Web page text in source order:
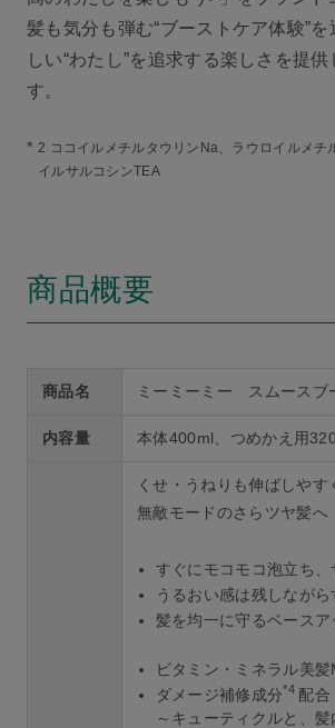
髪も気分も弾む“ブーストケア体験”
しい“わたし”を追求する楽しさを提供
す。
* 2 ココイルメチルタウリンNa、ラウロイルメチ
イルサルコシンTEA
商品概要
商品名 ミーミーミー スムースブ
内容量 本体400ml、つめかえ用
くせ・うねりも伸ばしや
無敵モードのさらツヤ髪へ
すぐにモコモコ泡立ち、
うるおい感は残しなが
髪を均一に守るベースア
ビタミン・ミネラル美
ダメージ補修成分*4配合
～キューティクルと、